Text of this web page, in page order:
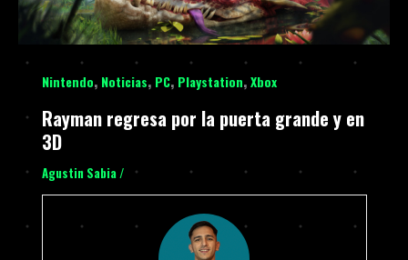
Nintendo, Noticias, PC, Playstation,Xbox
Rayman regresa por la puerta grande y en
3D
Agustin Sabia /